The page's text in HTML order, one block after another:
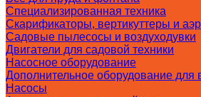
Специализированная техника
Скарификаторы, вертикуттеры и
Садовые пылесосы и воздуходувки
Двигатели для садовой техники
Насосное оборудование
Дополнительное оборудование для
Насосы